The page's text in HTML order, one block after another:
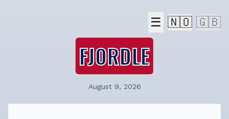
☰ 🇳🇴 🇬🇧
FJORDLE
August 9, 2026